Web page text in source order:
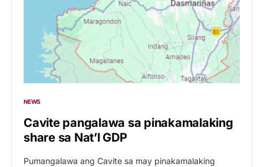
NEWS
Cavite pangalawa sa pinakamalaking
share sa Nat’l GDP
Pumangalawa ang Cavite sa may pinakamalaking